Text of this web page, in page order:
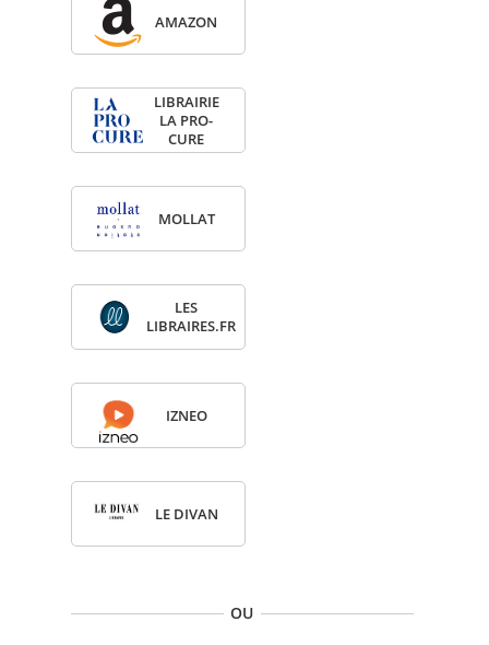
AMA­ZON
LIBRAI­RIE
LA PRO­
CURE
MOL­LAT
LES
LIBRAIRES.FR
IZNEO
LE DIVAN
OU